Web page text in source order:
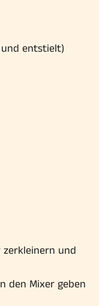
entstielt)
zerkleinern und
den Mixer geben